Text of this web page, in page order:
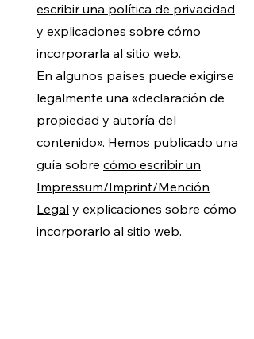
escribir una política de privacidad
y explicaciones sobre cómo
incorporarla al sitio web.
En algunos países puede exigirse
legalmente una «declaración de
propiedad y autoría del
contenido». Hemos publicado una
guía sobre cómo escribir un
Impressum/Imprint/Mención
Legal y explicaciones sobre cómo
incorporarlo al sitio web.